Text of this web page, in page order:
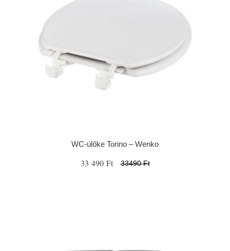
WC-ülőke Torino – Wenko
33 490 Ft 33490 Ft